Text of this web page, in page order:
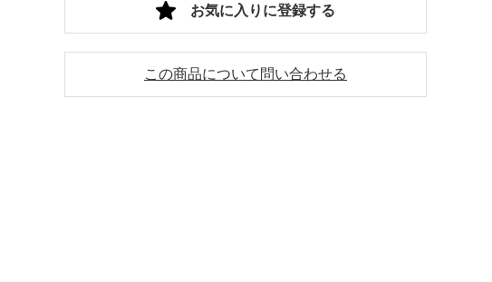
この商品について問い合わせる
お気に入りに登録する